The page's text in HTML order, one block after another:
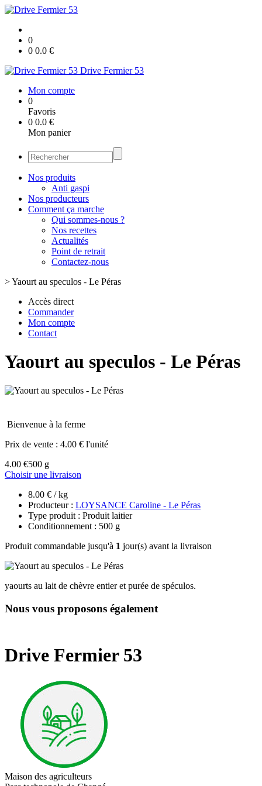
0
0 0.0 €
Drive Fermier 53
Mon compte
0
Favoris
0 0.0 €
Mon panier
Nos produits
Anti gaspi
Nos producteurs
Comment ça marche
Qui sommes-nous ?
Nos recettes
Actualités
Point de retrait
Contactez-nous
>Yaourt au speculos - Le Péras
Accès direct
Commander
Mon compte
Contact
Yaourt au speculos - Le Péras
Bienvenue à la ferme
Prix de vente : 4.00 € l'unité
4.00 €500 g
Choisir une livraison
8.00 € / kg
Producteur : LOYSANCE Caroline - Le Péras
Type produit : Produit laitier
Conditionnement : 500 g
Produit commandable jusqu'à 1 jour(s) avant la livraison
yaourts au lait de chèvre entier et purée de spéculos.
Nous vous proposons également
Drive Fermier 53
Maison des agriculteurs